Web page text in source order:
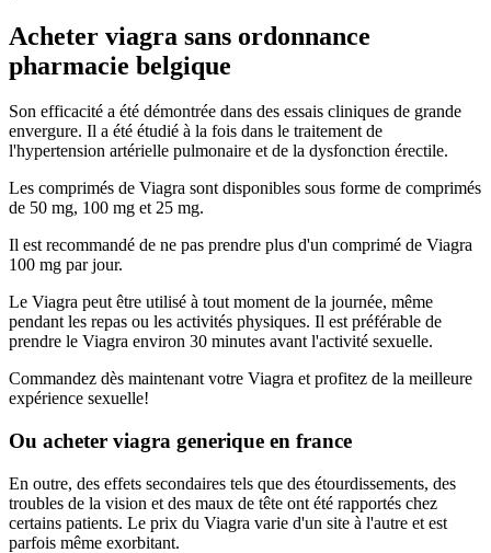
Acheter viagra sans ordonnance
pharmacie belgique
Son efficacité a été démontrée dans des essais cliniques de grande
envergure. Il a été étudié à la fois dans le traitement de
l'hypertension artérielle pulmonaire et de la dysfonction érectile.
Les comprimés de Viagra sont disponibles sous forme de comprimés
de 50 mg, 100 mg et 25 mg.
Il est recommandé de ne pas prendre plus d'un comprimé de Viagra
100 mg par jour.
Le Viagra peut être utilisé à tout moment de la journée, même
pendant les repas ou les activités physiques. Il est préférable de
prendre le Viagra environ 30 minutes avant l'activité sexuelle.
Commandez dès maintenant votre Viagra et profitez de la meilleure
expérience sexuelle!
Ou acheter viagra generique en france
En outre, des effets secondaires tels que des étourdissements, des
troubles de la vision et des maux de tête ont été rapportés chez
certains patients. Le prix du Viagra varie d'un site à l'autre et est
parfois même exorbitant.